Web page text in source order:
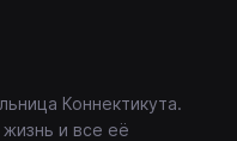
Коннектикута.
и все её